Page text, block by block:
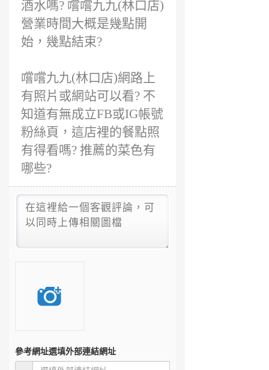
酒水嗎? 嚐嚐九九(林口店)
營業時間大概是幾點開
始，幾點結束?
嚐嚐九九(林口店)網路上
有照片或網站可以看? 不
知道有無成立FB或IG帳號
粉絲頁，這店裡的餐點照
有得看嗎? 推薦的菜色有
哪些?
參考網址選填外部連結網址